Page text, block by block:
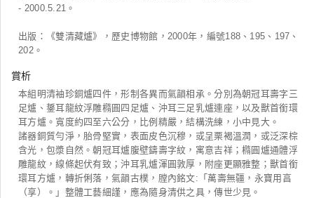
- 2000.5.21。
出版：《雙清藏爐》，歷史博物館，2000年，編號188、195、197、
202。
賞析
本組明清袖珍銅爐四件，形制各異而氣韻相承。分別為朝冠耳壽字三
足爐、鋬耳龍紋浮雕橢圓四足爐、沖耳三足乳爐連座，以及獸首銜環
耳方爐。寬度約四至六公分，比例精嚴，結構洗練，小中見大。
諸器銅質勻淨，胎骨堅實，表面皮色沉穆，或呈栗褐溫潤，或泛深棕
含光，包漿自然。朝冠耳爐腹壁鑄壽字紋，寓意吉祥；橢圓爐通體浮
雕龍紋，線條起伏有致；沖耳乳爐渾圓敦厚，附座更顯雅整；獸首銜
環耳方爐，轉折俐落，氣韻古樸，膛內銘文:「萬壽無疆，永寶用亯
（享）。」整體工藝細謹，應為隨身清供之具，傳世少見。